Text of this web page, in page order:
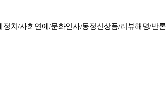
정치/사회 연예/문화인사/동정신상품/리뷰해명/반론